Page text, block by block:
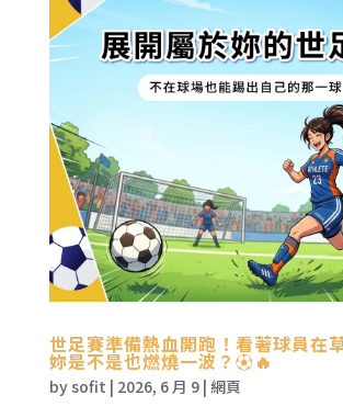
世足賽準備熱血開跑！看著球員在
妳是不是也燃燒一波？⚽️🔥
bysofit | 2026, 6 月 9| 網頁